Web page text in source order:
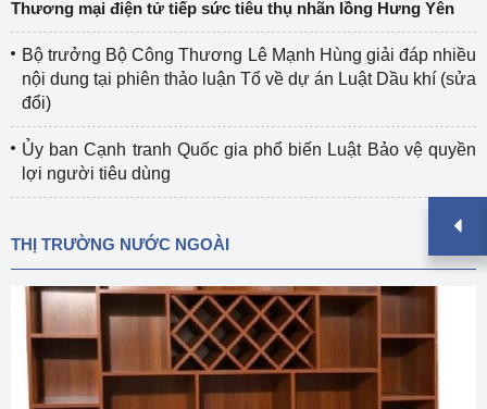
Thương mại điện tử tiếp sức tiêu thụ nhãn lồng Hưng Yên
Bộ trưởng Bộ Công Thương Lê Mạnh Hùng giải đáp nhiều
nội dung tại phiên thảo luận Tổ về dự án Luật Dầu khí (sửa
đổi)
Ủy ban Cạnh tranh Quốc gia phổ biến Luật Bảo vệ quyền
lợi người tiêu dùng
THỊ TRƯỜNG NƯỚC NGOÀI